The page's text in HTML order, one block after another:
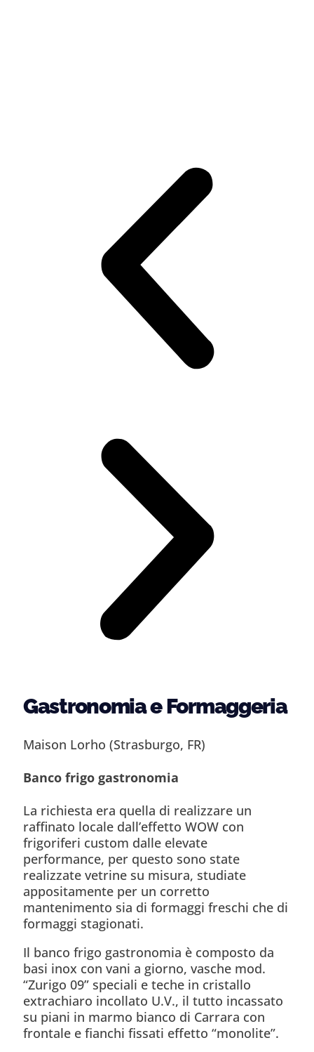
Gastronomia e Formaggeria
Maison Lorho (Strasburgo, FR)
Banco frigo gastronomia
La richiesta era quella di realizzare un
raffinato locale dall’effetto WOW con
frigoriferi custom dalle elevate
performance, per questo sono state
realizzate vetrine su misura, studiate
appositamente per un corretto
mantenimento sia di formaggi freschi che di
formaggi stagionati.
Il banco frigo gastronomia è composto da
basi inox con vani a giorno, vasche mod.
“Zurigo 09” speciali e teche in cristallo
extrachiaro incollato U.V., il tutto incassato
su piani in marmo bianco di Carrara con
frontale e fianchi fissati effetto “monolite”.